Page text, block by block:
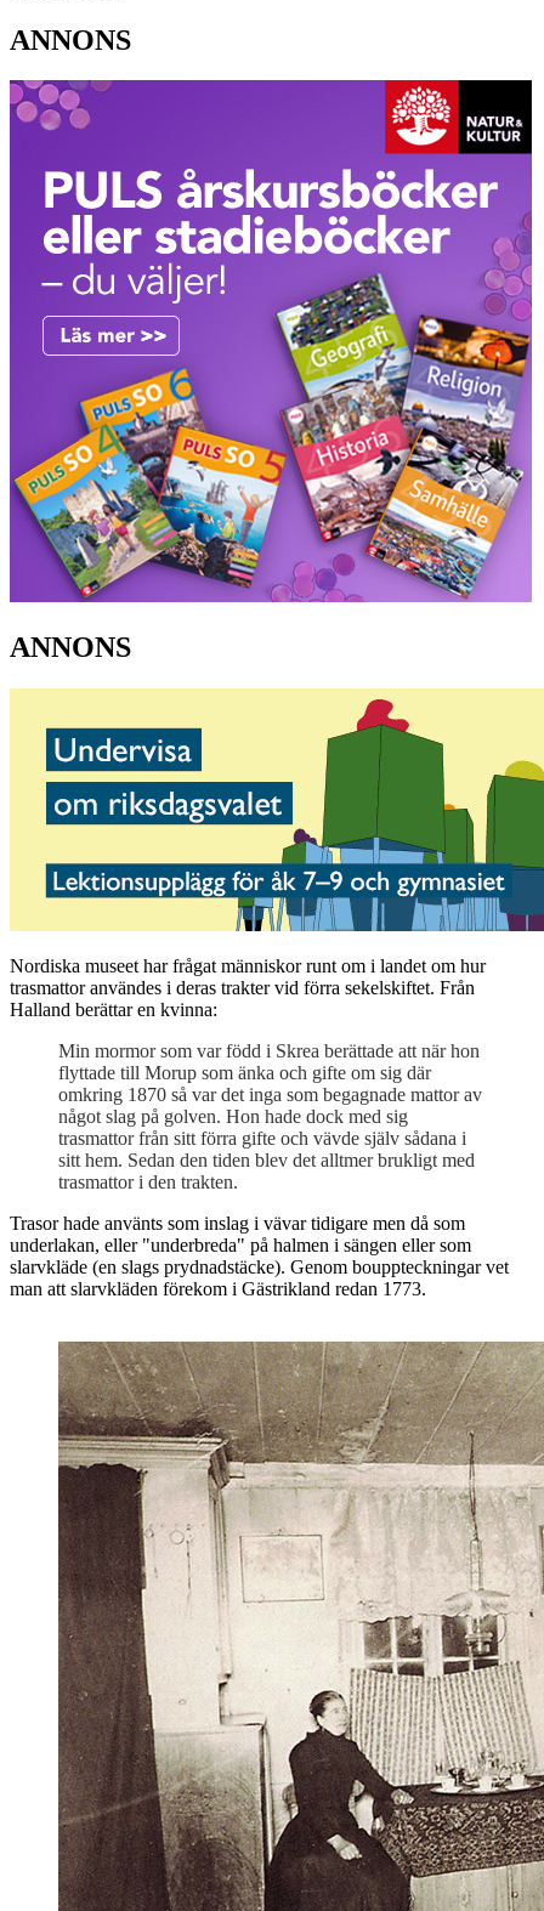
ANNONS
ANNONS
Nordiska museet har frågat människor runt om i landet om hur
trasmattor användes i deras trakter vid förra sekelskiftet. Från
Halland berättar en kvinna:
Min mormor som var född i Skrea berättade att när hon
flyttade till Morup som änka och gifte om sig där
omkring 1870 så var det inga som begagnade mattor av
något slag på golven. Hon hade dock med sig
trasmattor från sitt förra gifte och vävde själv sådana i
sitt hem. Sedan den tiden blev det alltmer brukligt med
trasmattor i den trakten.
Trasor hade använts som inslag i vävar tidigare men då som
underlakan, eller "underbreda" på halmen i sängen eller som
slarvkläde (en slags prydnadstäcke). Genom bouppteckningar vet
man att slarvkläden förekom i Gästrikland redan 1773.